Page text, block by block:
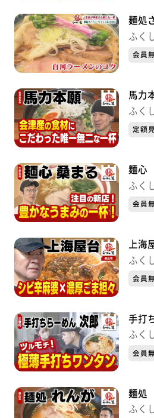
麺処
ふく
会員
馬力
ふく
定額
麺心
ふく
会員
上海
ふく
会員
手打
ふく
会員
麺処
ふく